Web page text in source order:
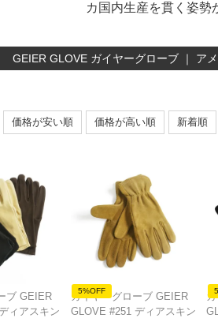
カ国内生産を貫く姿勢
GEIER GLOVE ガイヤーグローブ ｜ ア
価格が安い順 価格が高い順 新着順
ブ GEIER
ィアスキン
5%OFF
ガイヤーグローブ GEIER
GLOVE #251 ディアスキン